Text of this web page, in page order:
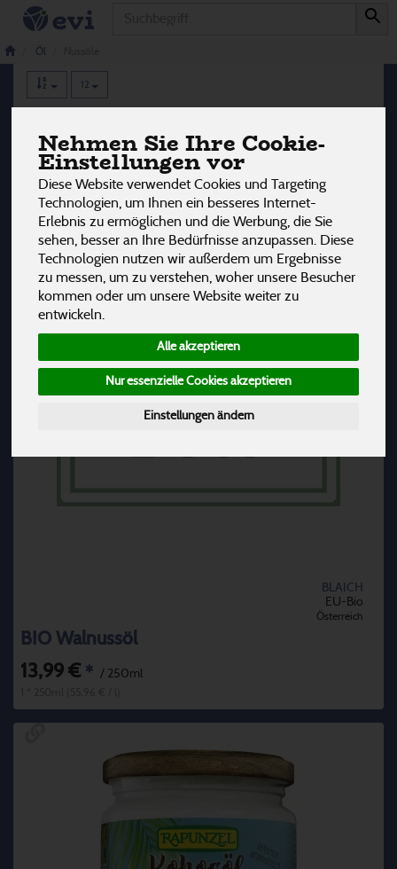
Nehmen Sie Ihre Cookie-
Einstellungen vor
Diese Website verwendet Cookies und Targeting
Technologien, um Ihnen ein besseres Internet-
Erlebnis zu ermöglichen und die Werbung, die Sie
sehen, besser an Ihre Bedürfnisse anzupassen. Diese
Technologien nutzen wir außerdem um Ergebnisse
zu messen, um zu verstehen, woher unsere Besucher
kommen oder um unsere Website weiter zu
entwickeln.
Alle akzeptieren
Nur essenzielle Cookies akzeptieren
Einstellungen ändern
Öl
Nussöle
12
BLAICH
EU-Bio
Österreich
BIO Walnussöl
13,99 € * / 250ml